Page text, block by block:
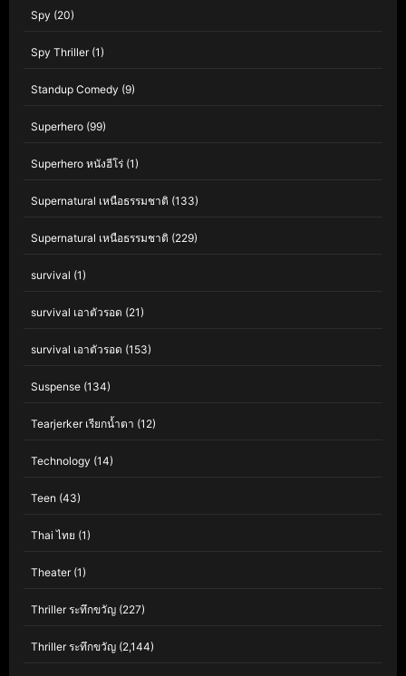
Spy (20)
Spy Thriller(1)
Standup Comedy (9)
Superhero (99)
Superhero หนังฮีโร่ (1)
Supernatural เหนือธรรมชาติ (133)
Supernatural เหนือธรรมชาติ (229)
survival (1)
survival เอาตัวรอด (21)
survival เอาตัวรอด (153)
Suspense (134)
Tearjerker เรียกน้ำตา (12)
Technology (14)
Teen (43)
Thai ไทย (1)
Theater(1)
Thriller ระทึกขวัญ (227)
Thriller ระทึกขวัญ (2,144)